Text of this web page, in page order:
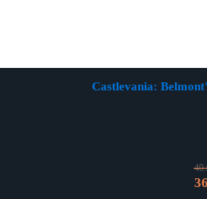
Castlevania: